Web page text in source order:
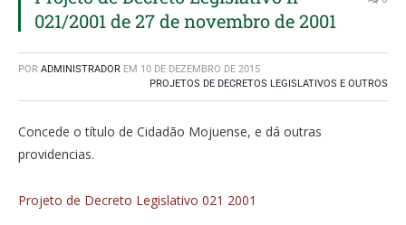
021/2001 de 27 de novembro de 2001
POR ADMINISTRADOR EM 10 DE DEZEMBRO DE 2015
PROJETOS DE DECRETOS LEGISLATIVOS E OUTROS
Concede o título de Cidadão Mojuense, e dá outras
providencias.
Projeto de Decreto Legislativo 021 2001